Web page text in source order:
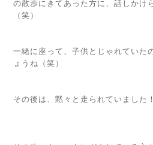
の散歩にきてあった方に、話しかけ
（笑）
一緒に座って、子供とじゃれていた
ょうね（笑）
その後は、黙々と走られていました